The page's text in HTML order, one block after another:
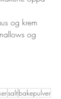
og krem
og
saltbakepulver